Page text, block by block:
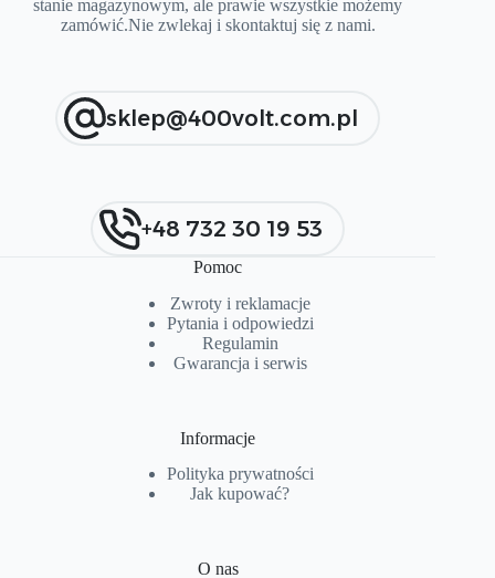
stanie magazynowym, ale prawie wszystkie możemy
zamówić.Nie zwlekaj i skontaktuj się z nami.
sklep@400volt.com.pl
+48 732 30 19 53
Pomoc
Zwroty i reklamacje
Pytania i odpowiedzi
Regulamin
Gwarancja i serwis
Informacje
Polityka prywatności
Jak kupować?
O nas